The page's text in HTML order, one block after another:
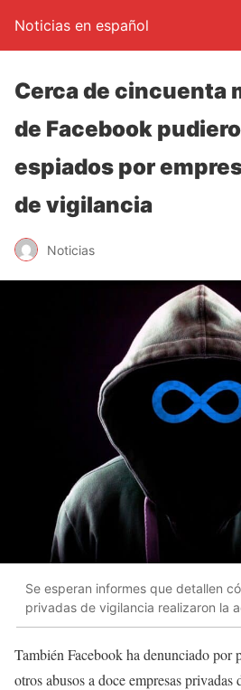
Noticias en español
Cerca de cincuenta
de Facebook
espiados por
de vigilancia
Noticias
Se esperan informes que detallen
privadas de vigilancia realizaron la
También Facebook ha denunciado por
otros abusos a doce empresas